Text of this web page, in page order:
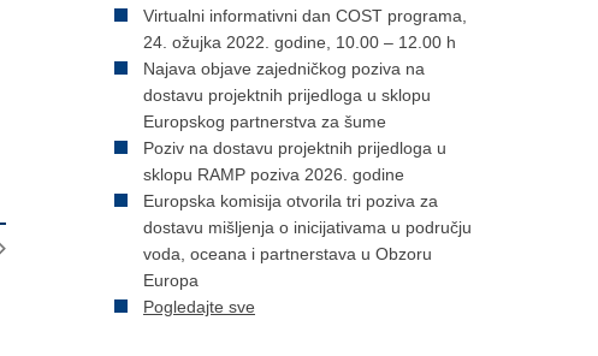
Virtualni informativni dan COST programa,
24. ožujka 2022. godine, 10.00 – 12.00 h
Najava objave zajedničkog poziva na
dostavu projektnih prijedloga u sklopu
Europskog partnerstva za šume
Poziv na dostavu projektnih prijedloga u
sklopu RAMP poziva 2026. godine
Europska komisija otvorila tri poziva za
dostavu mišljenja o inicijativama u području
voda, oceana i partnerstava u Obzoru
Europa
Pogledajte sve